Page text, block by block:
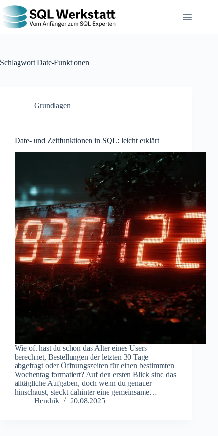
Schlagwort Date-Funktionen
Grundlagen
Date- und Zeitfunktionen in SQL: leicht erklärt
Wie oft hast du schon das Alter eines Users
berechnet, Bestellungen der letzten 30 Tage
abgefragt oder Öffnungszeiten für einen bestimmten
Wochentag formatiert? Auf den ersten Blick sind das
alltägliche Aufgaben, doch wenn du genauer
hinschaust, steckt dahinter eine gemeinsame…
Hendrik
20.08.2025